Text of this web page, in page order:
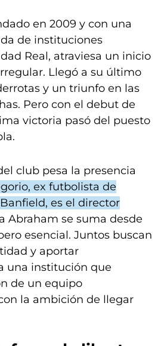
en 2009 y con una
de instituciones
Real, atraviesa un inicio
Llegó a su último
y un triunfo en las
Pero con el debut de
victoria pasó del puesto
club pesa la presencia
ex futbolista de
es el director
Abraham se suma desde
esencial. Juntos buscan
y aportar
una institución que
de un equipo
la ambición de llegar